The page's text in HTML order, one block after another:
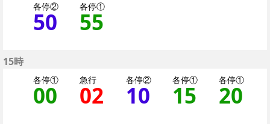
各停②
50 50分はつ 各停（二
各停①
55
15時
各停①
00 0分はつ 各停（二子
急行
02 2分はつ 急行大
各停②
10 10分はつ
各停①
15 15分
各停①
20